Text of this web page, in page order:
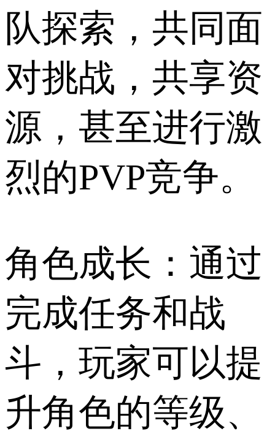
队探索，共同面
对挑战，共享资
源，甚至进行激
烈的PVP竞争。
角色成长：通过
完成任务和战
斗，玩家可以提
升角色的等级、